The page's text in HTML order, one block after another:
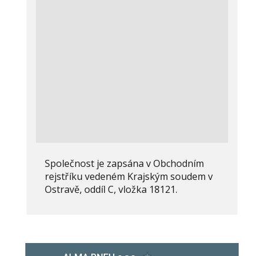
Společnost je zapsána v Obchodním
rejstříku vedeném Krajským soudem v
Ostravě, oddíl C, vložka 18121.